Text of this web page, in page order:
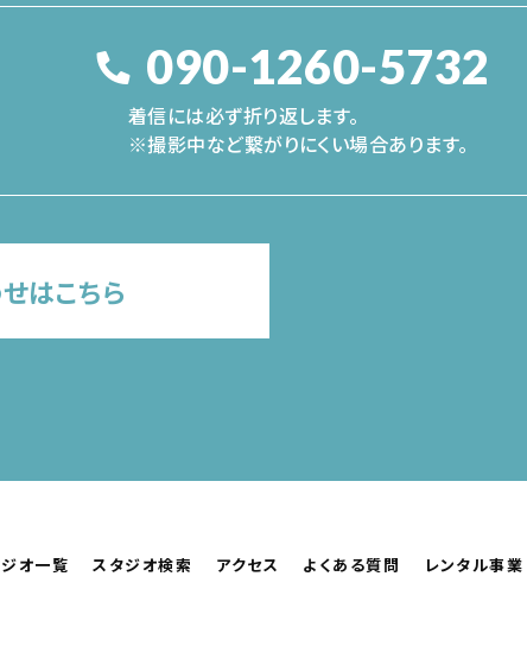
090-1260-5732
着信には必ず折り返します。
※撮影中など繋がりにくい場合あります。
はこちら
オ一覧 スタジオ検索 アクセス よくある質問 レンタル事業